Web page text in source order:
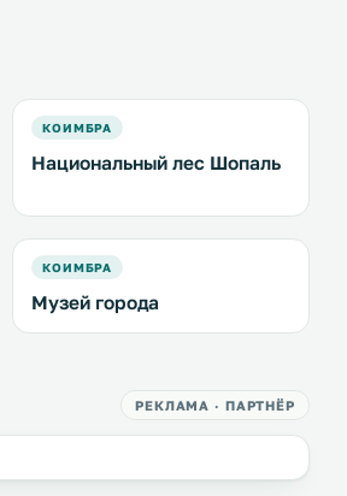
КОИМБРА
Национальный лес Шопаль
КОИМБРА
Музей города
РЕКЛАМА · ПАРТНЁР